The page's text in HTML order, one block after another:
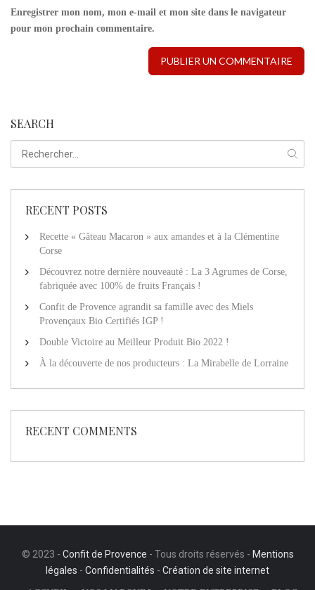
Enregistrer mon nom, mon e-mail et mon site dans le navigateur
pour mon prochain commentaire.
SEARCH
RECENT POSTS
Recette « Gâteau Macaron » aux amandes et à la Clémentine
Corse
Découvrez notre dernière nouveauté : La 3 Agrumes de Corse,
fabriquée avec 100% de fruits Français !
Confit de Provence agrandit sa famille avec des Miels
Provençaux Bio Certifiés IGP !
Double Victoire au Meilleur Produit Bio 2022 !
À la découverte de nos producteurs : La Mirabelle de Lorraine
RECENT COMMENTS
© 2023 - Confit de Provence - Tous droits réservés - Mentions
légales - Confidentialités - Création de site internet